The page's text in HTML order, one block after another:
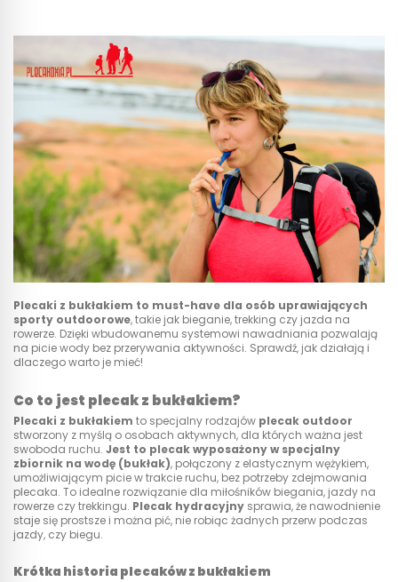
Plecaki z bukłakiem to must-have dla osób uprawiających
sporty outdoorowe, takie jak bieganie, trekking czy jazda na
rowerze. Dzięki wbudowanemu systemowi nawadniania pozwalają
na picie wody bez przerywania aktywności. Sprawdź, jak działają i
dlaczego warto je mieć!
Co to jest plecak z bukłakiem?
Plecaki z bukłakiem to specjalny rodzajów plecak outdoor
stworzony z myślą o osobach aktywnych, dla których ważna jest
swoboda ruchu. Jest to plecak wyposażony w specjalny
zbiornik na wodę (bukłak), połączony z elastycznym wężykiem,
umożliwiającym picie w trakcie ruchu, bez potrzeby zdejmowania
plecaka. To idealne rozwiązanie dla miłośników biegania, jazdy na
rowerze czy trekkingu. Plecak hydracyjny sprawia, że nawodnienie
staje się prostsze i można pić, nie robiąc żadnych przerw podczas
jazdy, czy biegu.
Krótka historia plecaków z bukłakiem